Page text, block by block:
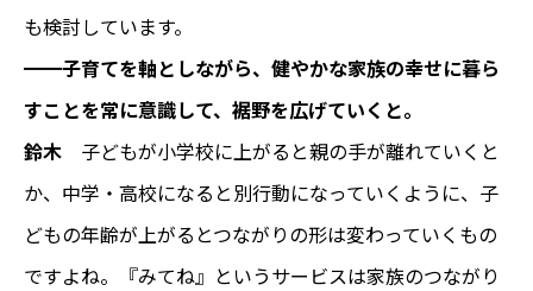
も検討しています。
━━子育てを軸としながら、健やかな家族の幸せに暮ら
すことを常に意識して、裾野を広げていくと。
鈴木 子どもが小学校に上がると親の手が離れていくと
か、中学・高校になると別行動になっていくように、子
どもの年齢が上がるとつながりの形は変わっていくもの
ですよね。『みてね』というサービスは家族のつながり